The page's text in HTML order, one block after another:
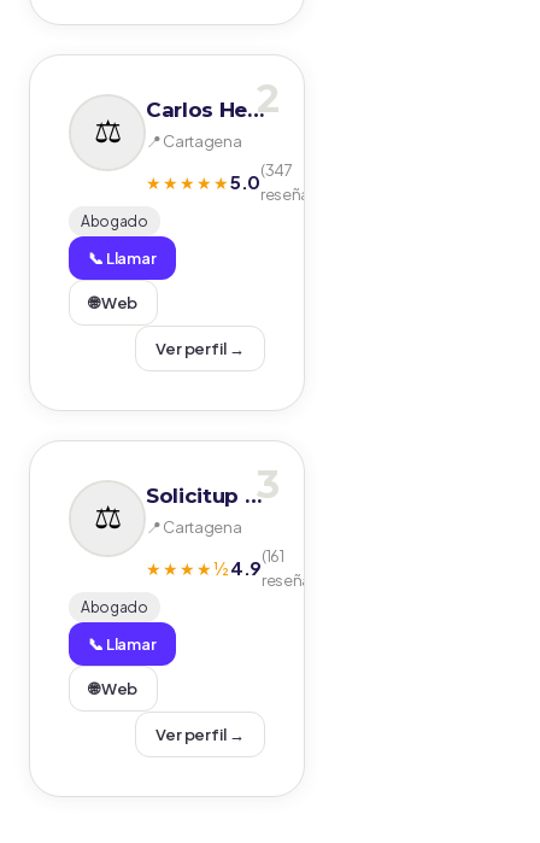
2
Carlos Hernández Pando
📍 Cartagena
★★★★★5.0(347
reseñas)
Abogado
📞 Llamar
🌐 Web
Ver perfil →
3
Solicitup Abogados- Jesús Bernadic
📍 Cartagena
★★★★½4.9(161
reseñas)
Abogado
📞 Llamar
🌐 Web
Ver perfil →